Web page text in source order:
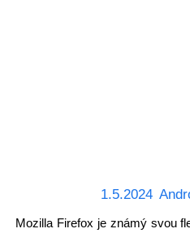
1.5.2024
Mozilla Firefox je známý svou